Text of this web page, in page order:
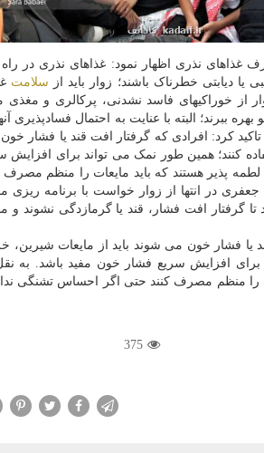
غذاهای نذری اظهار نمود: غذاهای نذری در
دیابتی خطرناک باشند؛ زوار باید از سلامت
خوراکیهای فاسد نشدنی، پرکالری و مغذی
ببرند؛ البته با عنایت به احتمال فسادپذیری
کرد: افرادی که گرفتار افت قند یا فشار
کنند؛ همین طور نمک می تواند برای افزایش
پذیر هستند که باید مایعات را منظم مصرف
در انتها از زوار خواست با برنامه ریزی
گرفتار افت فشار، قند یا گرمازدگی نشوند و
فشار خون می شوند باید از مایعات شیرین،
افزایش سریع فشار خون مفید باشد. به
را منظم مصرف کنند حتی اگر احساس تشنگی
375